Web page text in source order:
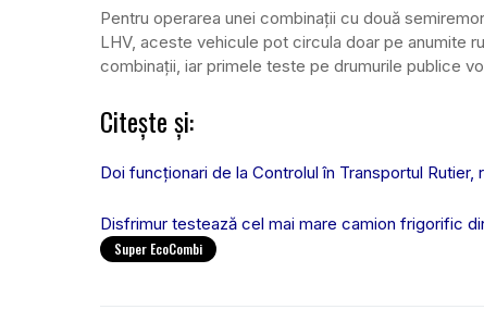
Pentru operarea unei combinații cu două
LHV, aceste vehicule pot circula doar pe anumite
combinații, iar primele teste pe drumurile publice
Citește și:
Doi funcţionari de la Controlul în Transportul Rutier,
Disfrimur testează cel mai mare camion frigorific
Super EcoCombi